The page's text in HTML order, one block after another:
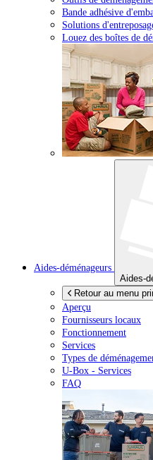
Bande adhésive
Solutions
Louez des boîtes de
Aides-déménageurs
Aides-
Retour au menu
Aperçu
Fournisseurs locaux
Fonctionnement
Services
Types de
U-Box - Services
FAQ